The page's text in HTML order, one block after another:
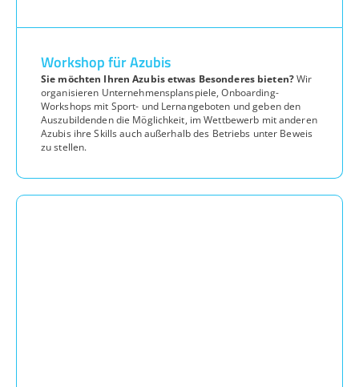
Workshop für Azubis
Sie möchten Ihren Azubis etwas Besonderes bieten?Wir
organisieren Unternehmensplanspiele, Onboarding-
Workshops mit Sport- und Lernangeboten und geben den
Auszubildenden die Möglichkeit, im Wettbewerb mit anderen
Azubis ihre Skills auch außerhalb des Betriebs unter Beweis
zu stellen.